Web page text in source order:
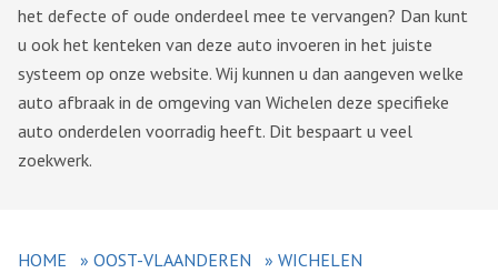
het defecte of oude onderdeel mee te vervangen? Dan kunt
u ook het kenteken van deze auto invoeren in het juiste
systeem op onze website. Wij kunnen u dan aangeven welke
auto afbraak in de omgeving van Wichelen deze specifieke
auto onderdelen voorradig heeft. Dit bespaart u veel
zoekwerk.
HOME » OOST-VLAANDEREN » WICHELEN